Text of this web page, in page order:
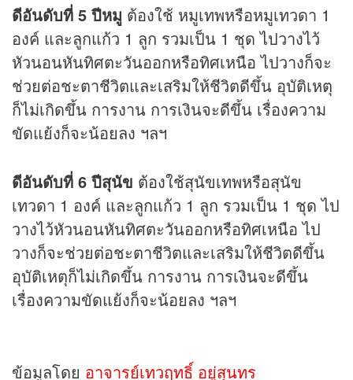
ดีอันดับที่ 5 ปีหมู ต้องใช้ หมูเทพหรือหมูเทวดา 1
องค์ และลูกแก้ว 1 ลูก รวมเป็น 1 ชุด ไปวางไว้
หัวนอนหันทิศตะวันออกหรือทิศเหนือ ไปวางก็จะ
ช่วยต่อชะตาชีวิตและเสริมให้ชีวิตดีขึ้น อุบัติเหตุ
ก็ไม่เกิดขึ้น การงาน การเงินจะดีขึ้น เรื่องความ
ขัดแย้งก็จะน้อยลง ฯลฯ
ดีอันดับที่ 6 ปีสุนัข ต้องใช้สุนัขเทพหรือสุนัข
เทวดา 1 องค์ และลูกแก้ว 1 ลูก รวมเป็น 1 ชุด ไป
วางไว้หัวนอนหันทิศตะวันออกหรือทิศเหนือ ไป
วางก็จะช่วยต่อชะตาชีวิตและเสริมให้ชีวิตดีขึ้น
อุบัติเหตุก็ไม่เกิดขึ้น การงาน การเงินจะดีขึ้น
เรื่องความขัดแย้งก็จะน้อยลง ฯลฯ
ข้อมูลโดย อาจารย์เทวฤทธิ์ อยู่สุนทร